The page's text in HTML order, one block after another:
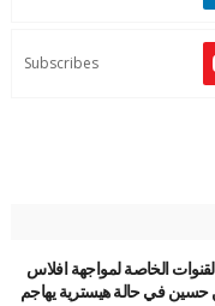
Subscribes
الخاصة لمواجهة افلاس
في حالة هيسترية يهاجم